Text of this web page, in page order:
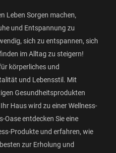
Leben Sorgen machen,
und Entspannung zu
sich zu entspannen, sich
im Alltag zu steigern!
körperliches und
und Lebensstil. Mit
Gesundheitsprodukten
Haus wird zu einer Wellness-
Oase entdecken Sie eine
Produkte und erfahren, wie
zur Erholung und